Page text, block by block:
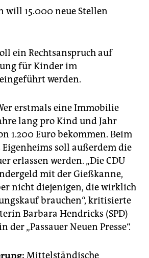
will 15.000 neue Stellen
ein Rechtsanspruch auf
für Kinder im
werden.
erstmals eine Immobilie
lang pro Kind und Jahr
1.200 Euro bekommen. Beim
soll außerdem die
erlassen werden. „Die CDU
mit der Gießkanne,
nicht diejenigen, die wirklich
brauchen“, kritisierte
Barbara Hendricks (SPD)
„Passauer Neuen Presse“.
Mittelständische